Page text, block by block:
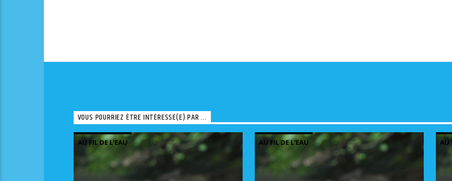
VOUS POURRIEZ ÊTRE INTÉRESSÉ(E) PAR ...
AU FIL DE L'EAU AU FIL DE L'EAU AU